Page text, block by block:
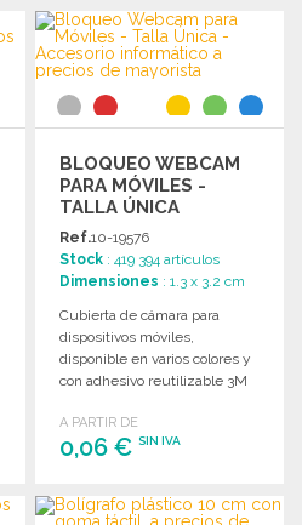
PEDIR
Solicitar un presupuesto
BLOQUEO WEBCAM
PARA MÓVILES -
TALLA ÚNICA
Ref.10-19576
Stock : 419 394 artículos
Dimensiones : 1.3 x 3.2 cm
Cubierta de cámara para
dispositivos móviles,
disponible en varios colores y
con adhesivo reutilizable 3M
A PARTIR DE
0,06 €SIN IVA
PEDIR